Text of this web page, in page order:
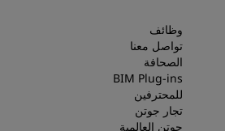
وظائف
تواصل معنا
الصحافة
BIM Plug-ins
للمحترفين
تجار جوتن
جوتن العالمية